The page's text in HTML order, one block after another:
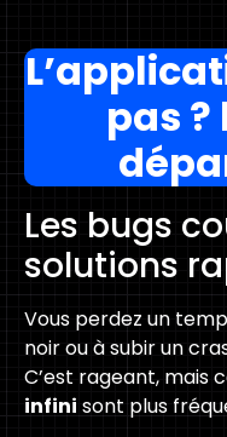
pas ?
Les bugs
solutions
Vous perdez un
noir ou à subir un
C’est rageant, mais
infini sont plus